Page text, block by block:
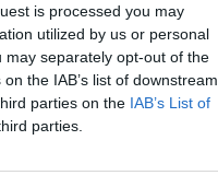
is processed you may
utilized by us or personal
may separately opt-out of the
the IAB’s list of downstream
parties on the IAB’s List of
parties.